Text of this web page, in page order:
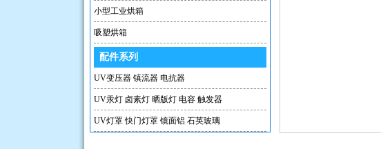
小型工业烘箱
吸塑烘箱
配件系列
UV变压器 镇流器 电抗器
UV汞灯 卤素灯 晒版灯 电容 触发器
UV灯罩 快门灯罩 镜面铝 石英玻璃